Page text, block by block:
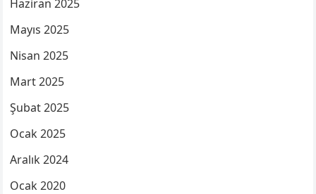
Haziran 2025
Mayıs 2025
Nisan 2025
Mart 2025
Şubat 2025
Ocak 2025
Aralık 2024
Ocak 2020